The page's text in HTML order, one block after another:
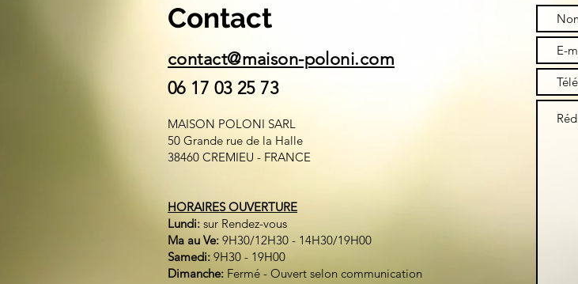
Contact
contact@maison-poloni.com
06 17 03 25 73
MAISON POLONI SARL
50 Grande rue de la Halle
38460 CREMIEU - FRANCE
HORAIRES OUVERTURE
Lundi: sur Rendez-vous
Ma au Ve: 9H30/12H30 - 14H30/19H00
Samedi: 9H30 - 19H00
Dimanche: Fermé - Ouvert selon communication